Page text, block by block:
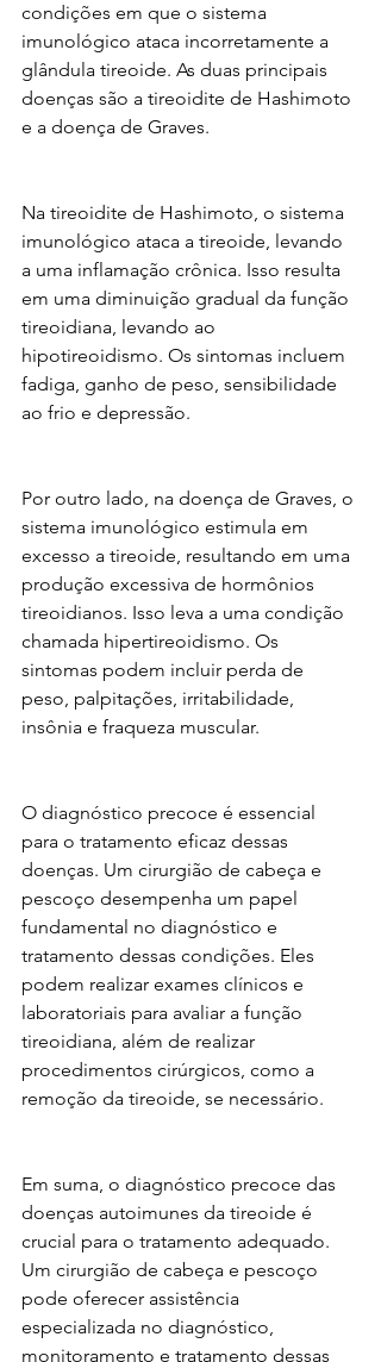
condições em que o sistema
imunológico ataca incorretamente a
glândula tireoide. As duas principais
doenças são a tireoidite de Hashimoto
e a doença de Graves.
Na tireoidite de Hashimoto, o sistema
imunológico ataca a tireoide, levando
a uma inflamação crônica. Isso resulta
em uma diminuição gradual da função
tireoidiana, levando ao
hipotireoidismo. Os sintomas incluem
fadiga, ganho de peso, sensibilidade
ao frio e depressão.
Por outro lado, na doença de Graves, o
sistema imunológico estimula em
excesso a tireoide, resultando em uma
produção excessiva de hormônios
tireoidianos. Isso leva a uma condição
chamada hipertireoidismo. Os
sintomas podem incluir perda de
peso, palpitações, irritabilidade,
insônia e fraqueza muscular.
O diagnóstico precoce é essencial
para o tratamento eficaz dessas
doenças. Um cirurgião de cabeça e
pescoço desempenha um papel
fundamental no diagnóstico e
tratamento dessas condições. Eles
podem realizar exames clínicos e
laboratoriais para avaliar a função
tireoidiana, além de realizar
procedimentos cirúrgicos, como a
remoção da tireoide, se necessário.
Em suma, o diagnóstico precoce das
doenças autoimunes da tireoide é
crucial para o tratamento adequado.
Um cirurgião de cabeça e pescoço
pode oferecer assistência
especializada no diagnóstico,
monitoramento e tratamento dessas